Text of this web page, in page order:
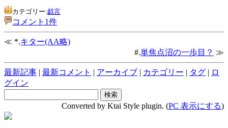
カテゴリー:戯言
コメント1件
≪ *.キター(AA略)
#.単焦点沼の一歩目？ ≫
最新記事 | 最新コメント | アーカイブ | カテゴリー | タグ | ロ
グイン
Converted by Ktai Style plugin. (PC 表示にする)